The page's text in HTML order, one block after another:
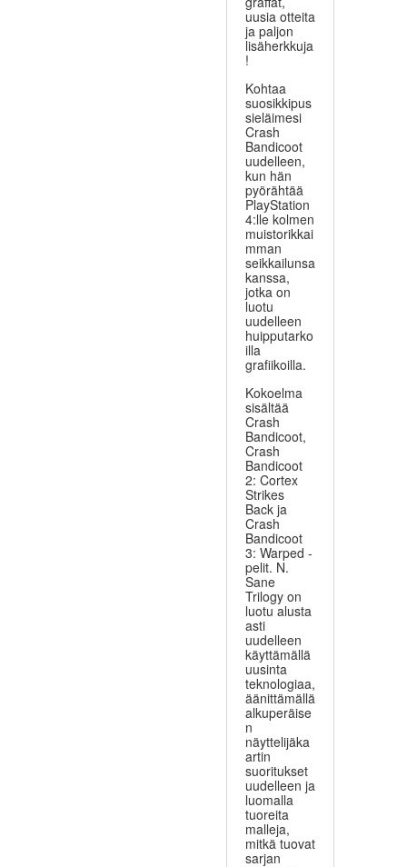
uusia otteita
ja paljon
lisäherkkuja
!
Kohtaa
suosikkipus
sieläimesi
Crash
Bandicoot
uudelleen,
kun hän
pyörähtää
PlayStation
4:lle kolmen
muistorikkai
mman
seikkailunsa
kanssa,
jotka on
luotu
uudelleen
huipputarko
illa
grafiikoilla.
Kokoelma
sisältää
Crash
Bandicoot,
Crash
Bandicoot
2: Cortex
Strikes
Back ja
Crash
Bandicoot
3: Warped -
pelit. N.
Sane
Trilogy on
luotu alusta
asti
uudelleen
käyttämällä
uusinta
teknologiaa,
äänittämällä
alkuperäise
n
näyttelijäka
artin
suoritukset
uudelleen ja
luomalla
tuoreita
malleja,
mitkä tuovat
sarjan